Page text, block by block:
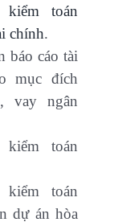
toán
chính.
báo cáo tài
mục đích
vay ngân
toán
toán
dự án hòa